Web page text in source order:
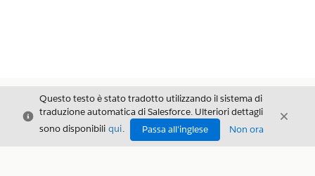
Chiudi
Questo testo è stato tradotto utilizzando il sistema di
traduzione automatica di Salesforce. Ulteriori dettagli
sono disponibili qui. Passa all'inglese Non ora
Chiudi